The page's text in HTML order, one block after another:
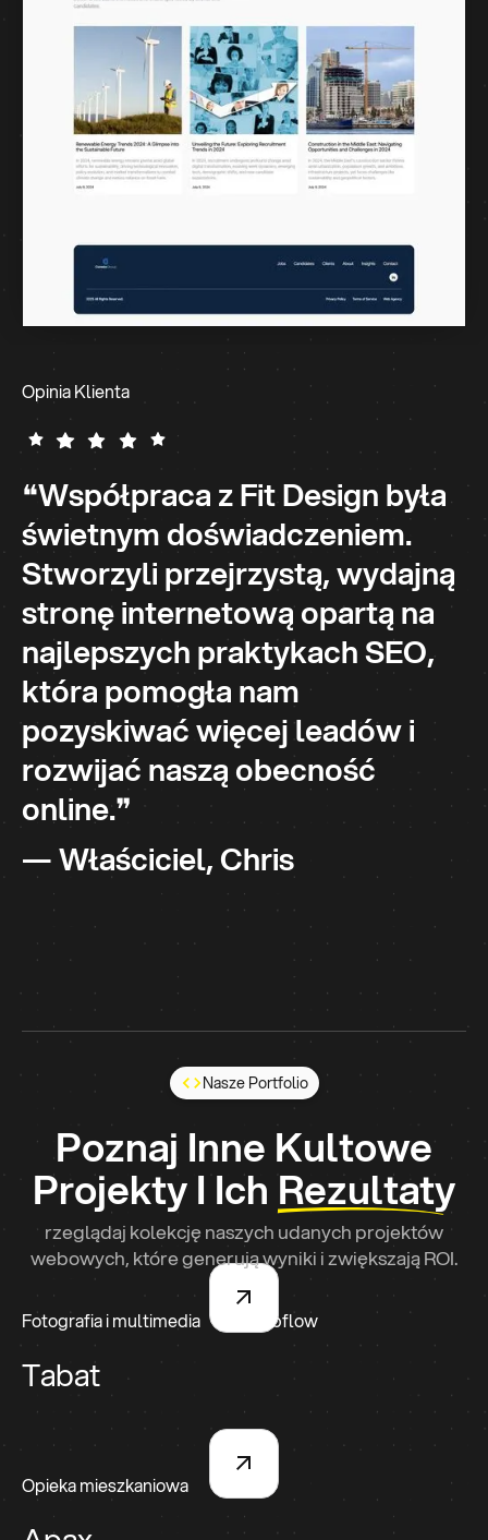
Opinia Klienta
❝Współpraca z Fit Design była
świetnym doświadczeniem.
Stworzyli przejrzystą, wydajną
stronę internetową opartą na
najlepszych praktykach SEO,
która pomogła nam
pozyskiwać więcej leadów i
rozwijać naszą obecność
online.❞
— Właściciel, Chris
Nasze Portfolio
Poznaj Inne Kultowe
Projekty I Ich Rezultaty
rzeglądaj kolekcję naszych udanych projektów
webowych, które generują wyniki i zwiększają ROI.
Fotografia i multimedia Webflow
Tabat
Opieka mieszkaniowa